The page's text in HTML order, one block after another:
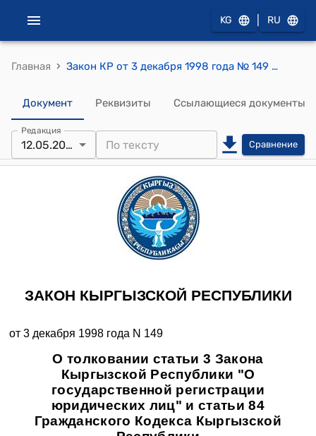
KG RU
Главная › Закон КР от 3 декабря 1998 года № 149 "О толковании статьи 3 Закона Кыргызской Республики "О государственной регистрации юридических лиц" и статьи 84 Гражданского кодекса Кыргызской Республики"
Документ Реквизиты Ссылающиеся документы
Редакция
12.05.2015 Сравнение